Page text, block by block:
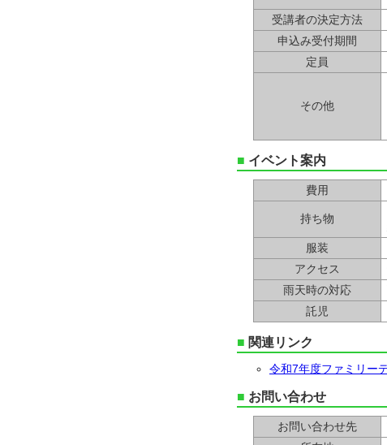
受講者の決定方法
申込み受付期間
定員
その他
■ イベント案内
費用
持ち物
服装
アクセス
雨天時の対応
託児
■ 関連リンク
令和7年度ファミリー
■ お問い合わせ
お問い合わせ先